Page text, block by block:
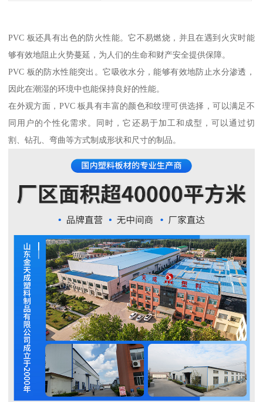
PVC 板还具有出色的防火性能。它不易燃烧，并且在遇到火灾时能
够有效地阻止火势蔓延，为人们的生命和财产安全提供保障。
PVC 板的防水性能突出。它吸收水分，能够有效地防止水分渗透，
因此在潮湿的环境中也能保持良好的性能。
在外观方面，PVC 板具有丰富的颜色和纹理可供选择，可以满足不
同用户的个性化需求。同时，它还易于加工和成型，可以通过切
割、钻孔、弯曲等方式制成形状和尺寸的制品。